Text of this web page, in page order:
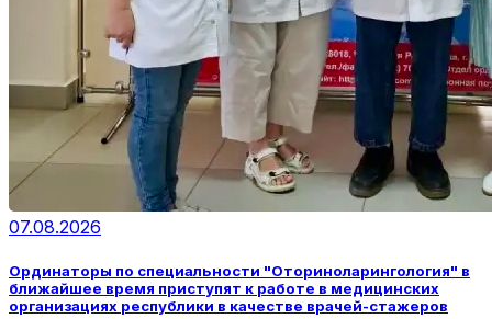
07.08.2026
Ординаторы по специальности "Оториноларингология" в
ближайшее время приступят к работе в медицинских
организациях республики в качестве врачей-стажеров